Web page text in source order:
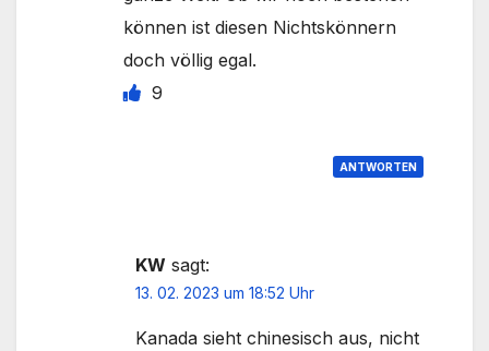
können ist diesen Nichtskönnern
doch völlig egal.
9
ANTWORTEN
KW sagt:
13. 02. 2023 um 18:52 Uhr
Kanada sieht chinesisch aus, nicht